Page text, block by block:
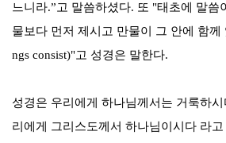
느니라.”고 말씀하셨다. 또 "태초에 말씀
물보다 먼저 제시고 만물이 그 안에 함께
ngs consist)"고 성경은 말한다.
성경은 우리에게 하나님께서는 거룩하
리에게 그리스도께서 하나님이시다 라고